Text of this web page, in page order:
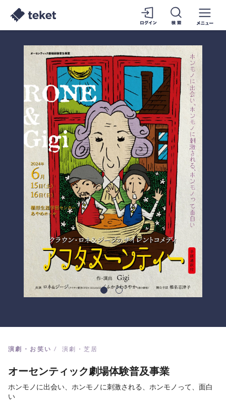
演劇・お笑い 演劇・芝居
オーセンティック劇場体験普及事業
ホンモノに出会い、ホンモノに刺激される、ホンモノって、面白
い